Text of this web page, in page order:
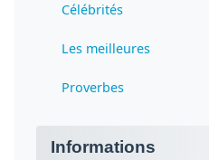
Célébrités
Les meilleures
Proverbes
Informations